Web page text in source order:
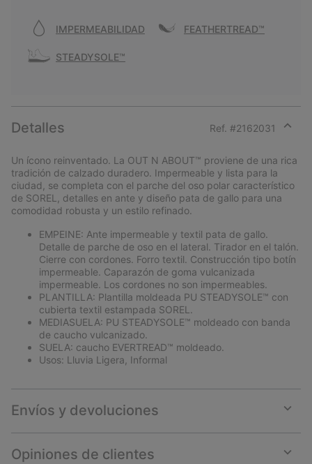
IMPERMEABILIDAD FEATHERTREAD™
STEADYSOLE™
Detalles Ref. #2162031
Un ícono reinventado. La OUT N ABOUT™ proviene de una rica
tradición de calzado duradero. Impermeable y lista para la
ciudad, se completa con el parche del oso polar característico
de SOREL, detalles en ante y diseño pata de gallo para una
comodidad robusta y un estilo refinado.
EMPEINE: Ante impermeable y textil pata de gallo.
Detalle de parche de oso en el lateral. Tirador en el talón.
Cierre con cordones. Forro textil. Construcción tipo botín
impermeable. Caparazón de goma vulcanizada
impermeable. Los cordones no son impermeables.
PLANTILLA: Plantilla moldeada PU STEADYSOLE™ con
cubierta textil estampada SOREL.
MEDIASUELA: PU STEADYSOLE™ moldeado con banda
de caucho vulcanizado.
SUELA: caucho EVERTREAD™ moldeado.
Usos: Lluvia Ligera, Informal
Envíos y devoluciones
or
Opiniones de clientes